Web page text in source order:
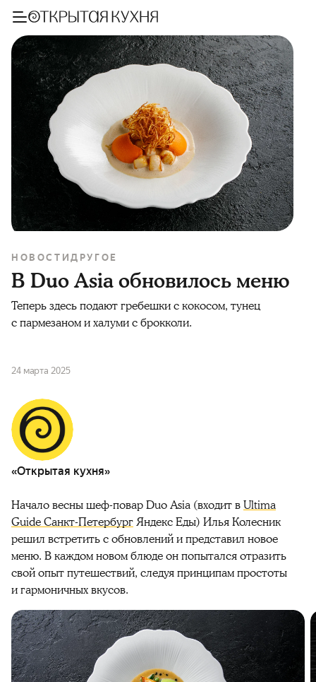
НОВОСТИДРУГОЕ
В Duo Asia обновилось меню
Теперь здесь подают гребешки с кокосом, тунец
с пармезаном и халуми с брокколи.
24 марта 2025
«Открытая кухня»
Начало весны шеф-повар Duo Asia (входит вUltima
Guide Санкт-ПетербургЯндекс Еды) Илья Колесник
решил встретить с обновлений и представил новое
меню. В каждом новом блюде он попытался отразить
свой опыт путешествий, следуя принципам простоты
и гармоничных вкусов.